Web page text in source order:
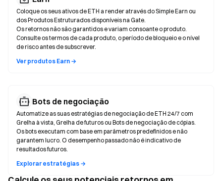
Coloque os seus ativos de ETH a render através do Simple Earn ou
dos Produtos Estruturados disponíveis na Gate.
Os retornos não são garantidos e variam consoante o produto.
Consulte os termos de cada produto, o período de bloqueio e o nível
de risco antes de subscrever.
Ver produtos Earn →
Bots de negociação
Automatize as suas estratégias de negociação de ETH 24/7 com
Grelha à vista, Grelha de futuros ou Bots de negociação de cópias.
Os bots executam com base em parâmetros predefinidos e não
garantem lucro. O desempenho passado não é indicativo de
resultados futuros.
Explorar estratégias →